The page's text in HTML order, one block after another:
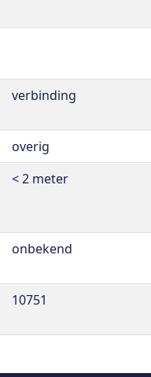
verbinding
overig
< 2 meter
onbekend
10751